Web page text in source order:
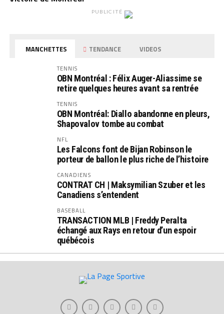
PUBLICITÉ
MANCHETTES TENDANCE VIDEOS
TENNIS
OBN Montréal : Félix Auger-Aliassime se
retire quelques heures avant sa rentrée
TENNIS
OBN Montréal: Diallo abandonne en pleurs,
Shapovalov tombe au combat
NFL
Les Falcons font de Bijan Robinson le
porteur de ballon le plus riche de l’histoire
CANADIENS
CONTRAT CH | Maksymilian Szuber et les
Canadiens s’entendent
BASEBALL
TRANSACTION MLB | Freddy Peralta
échangé aux Rays en retour d’un espoir
québécois